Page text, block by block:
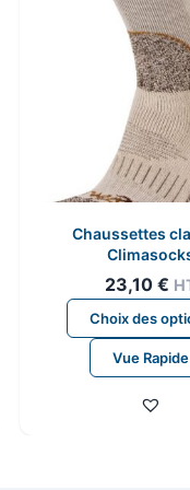
Chaussettes
23,10 €
Choix des
Vue Rapide